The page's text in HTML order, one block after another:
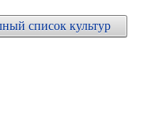
список культур